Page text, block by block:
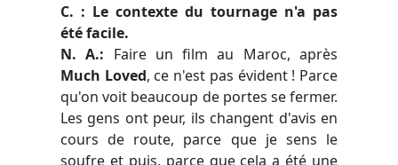
C. : Le contexte du tournage n'a pas
été facile.
N. A.: Faire un film au Maroc, après
Much Loved, ce n'est pas évident ! Parce
qu'on voit beaucoup de portes se fermer.
Les gens ont peur, ils changent d'avis en
cours de route, parce que je sens le
soufre et puis, parce que cela a été une